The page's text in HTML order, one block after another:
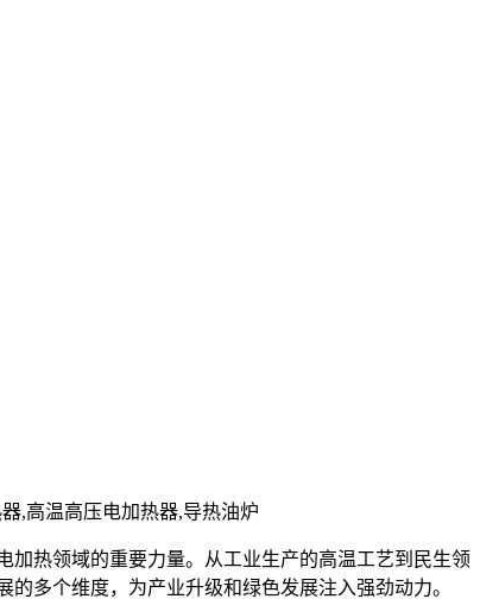
,高温高压电加热器,导热油炉
热领域的重要力量。从工业生产的高温工艺到民生领
多个维度，为产业升级和绿色发展注入强劲动力。